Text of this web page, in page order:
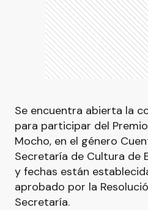
Se encuentra abierta la
para participar del
Mocho, en el género
Secretaría de Cultura de
y fechas están
aprobado por la
Secretaría.